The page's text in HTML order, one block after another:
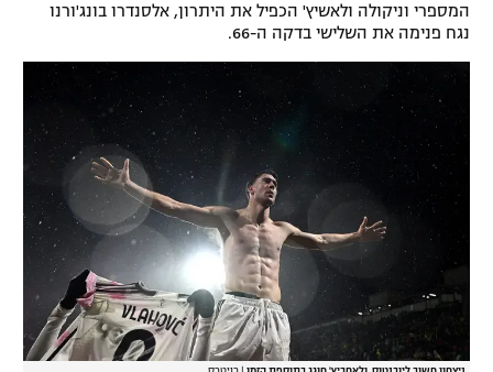
המספרי וניקולה ולאשיץ' הכפיל את היתרון, אלסנדרו בונג'ורנו
נגח פנימה את השלישי בדקה ה-66.